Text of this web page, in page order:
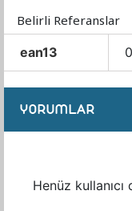
Belirli Referanslar
ean13
YORUMLAR
Henüz